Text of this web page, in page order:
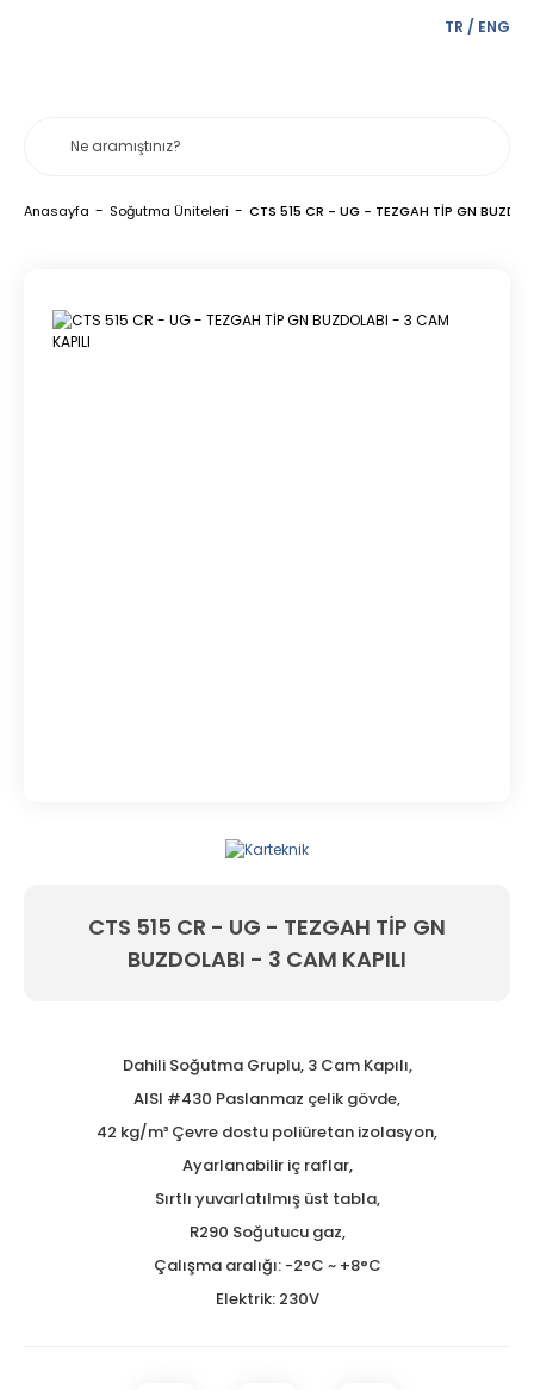
TR / ENG
Anasayfa Soğutma Üniteleri CTS 515 CR - UG - TEZGAH TİP GN
CTS 515 CR - UG - TEZGAH TİP GN
BUZDOLABI - 3 CAM KAPILI
Dahili Soğutma Gruplu, 3 Cam Kapılı,
AISI #430 Paslanmaz çelik gövde,
42 kg/m³ Çevre dostu poliüretan izolasyon,
Ayarlanabilir iç raflar,
Sırtlı yuvarlatılmış üst tabla,
R290 Soğutucu gaz,
Çalışma aralığı: -2°C ~ +8°C
Elektrik: 230V